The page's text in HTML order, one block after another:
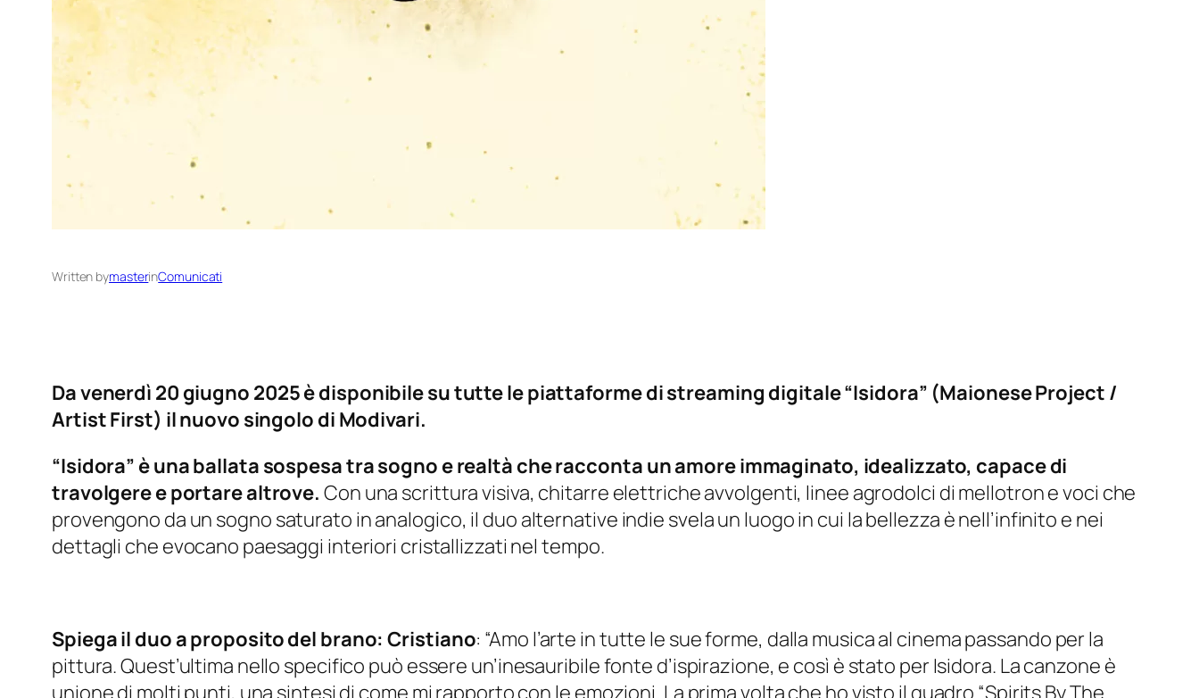
Written bymasterinComunicati
Da venerdì 20 giugno 2025 è disponibile su tutte le piattaforme di streaming digitale “Isidora” (Maionese Project /
Artist First) il nuovo singolo di Modivari.
“Isidora” è una ballata sospesa tra sogno e realtà che racconta un amore immaginato, idealizzato, capace di
travolgere e portare altrove. Con una scrittura visiva, chitarre elettriche avvolgenti, linee agrodolci di mellotron e voci che
provengono da un sogno saturato in analogico, il duo alternative indie svela un luogo in cui la bellezza è nell’infinito e nei
dettagli che evocano paesaggi interiori cristallizzati nel tempo.
Spiega il duo a proposito del brano: Cristiano: “Amo l’arte in tutte le sue forme, dalla musica al cinema passando per la
pittura. Quest’ultima nello specifico può essere un’inesauribile fonte d’ispirazione, e così è stato per Isidora. La canzone è